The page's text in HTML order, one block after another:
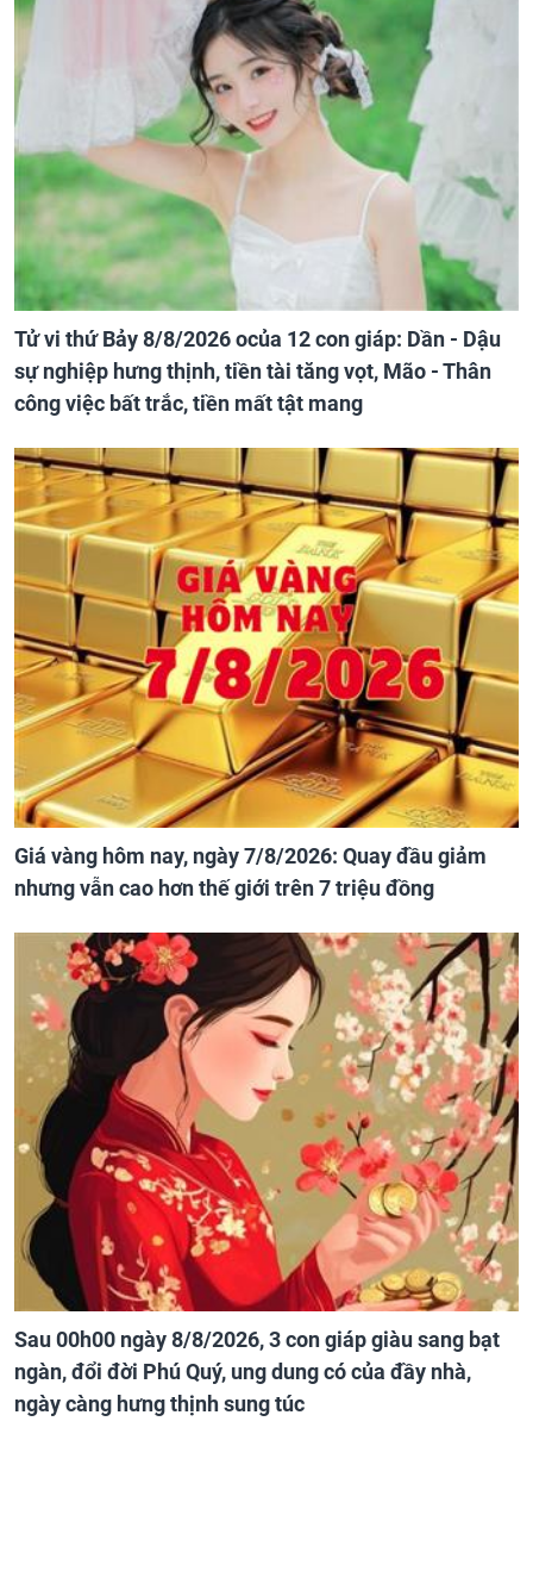
Tử vi thứ Bảy 8/8/2026 ocủa 12 con giáp: Dần - Dậu
sự nghiệp hưng thịnh, tiền tài tăng vọt, Mão - Thân
công việc bất trắc, tiền mất tật mang
Giá vàng hôm nay, ngày 7/8/2026: Quay đầu giảm
nhưng vẫn cao hơn thế giới trên 7 triệu đồng
Sau 00h00 ngày 8/8/2026, 3 con giáp giàu sang bạt
ngàn, đổi đời Phú Quý, ung dung có của đầy nhà,
ngày càng hưng thịnh sung túc